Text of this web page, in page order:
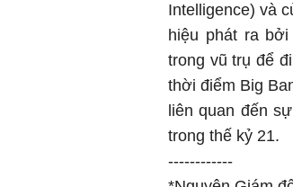
Intelligence) và
hiệu phát ra
trong vũ trụ để
thời điểm Big
liên quan đến
trong thế kỷ 21.
------------